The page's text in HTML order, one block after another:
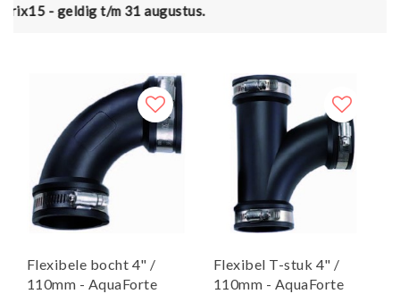
Flexibele bocht 4" /
110mm - AquaForte
Flexibel T-stuk 4" /
110mm - AquaForte